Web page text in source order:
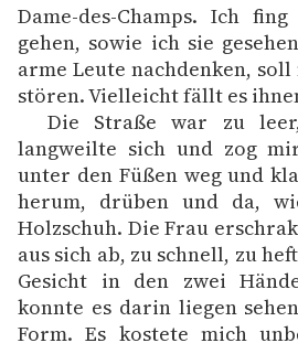
Dame-des-Champs. Ich
gehen, sowie ich sie
arme Leute nachdenken,
stören. Vielleicht fällt es
Die Straße war zu
langweilte sich und zog
unter den Füßen weg und
herum, drüben und da,
Holzschuh. Die Frau
aus sich ab, zu schnell, zu
Gesicht in den zwei
konnte es darin liegen
Form. Es kostete mich